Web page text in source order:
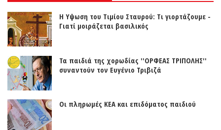
Η Υψωση του Τιμίου Σταυρού: Τι γιορτάζουμε -
Γιατί μοιράζεται βασιλικός
Τα παιδιά της χορωδίας ''ΟΡΦΕΑΣ ΤΡΙΠΟΛΗΣ''
συναντούν τον Ευγένιο Τριβιζά
Οι πληρωμές ΚΕΑ και επιδόματος παιδιού